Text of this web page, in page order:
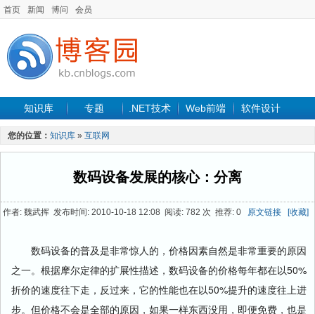
首页 新闻 博问 会员
知识库 专题 .NET技术 Web前端 软件设计
手机开发 软件工程
最新文章
您的位置： 知识库 » 互联网
数码设备发展的核心：分离
作者: 魏武挥 发布时间: 2010-10-18 12:08 阅读: 782 次 推荐: 0 原文链接 [收藏]
数码设备的普及是非常惊人的，价格因素自然是非常重要的原因
之一。根据摩尔定律的扩展性描述，数码设备的价格每年都在以50%
折价的速度往下走，反过来，它的性能也在以50%提升的速度往上进
步。但价格不会是全部的原因，如果一样东西没用，即便免费，也是